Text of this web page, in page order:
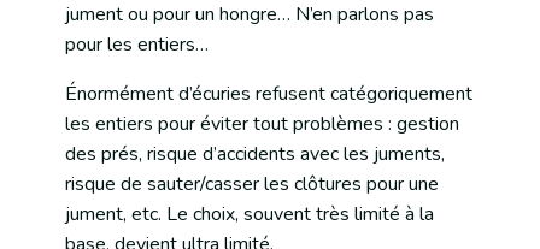
jument ou pour un hongre… N’en parlons pas
pour les entiers…
Énormément d’écuries refusent catégoriquement
les entiers pour éviter tout problèmes : gestion
des prés, risque d’accidents avec les juments,
risque de sauter/casser les clôtures pour une
jument, etc. Le choix, souvent très limité à la